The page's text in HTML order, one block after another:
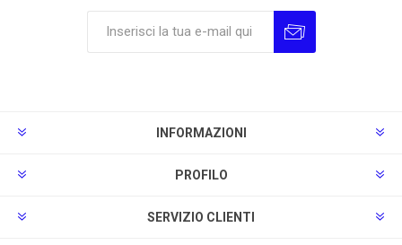
INFORMAZIONI
PROFILO
SERVIZIO CLIENTI